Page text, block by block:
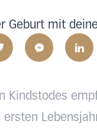
Geburt mit
Kindstodes